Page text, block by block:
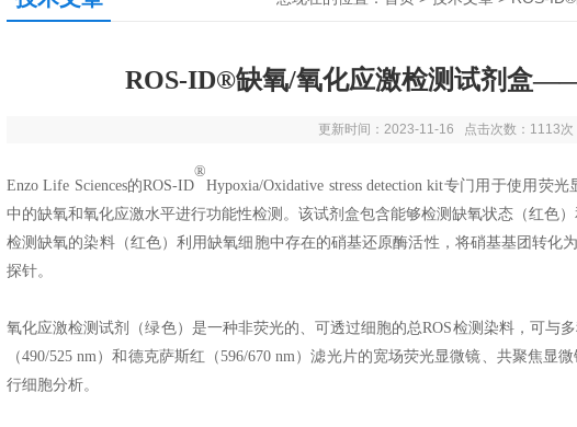
ROS-ID®缺氧/氧化应激检测试剂盒
更新时间：2023-11-16 点击次数：1113次
Enzo Life Sciences的ROS-ID
®
Hypoxia/Oxidative stress detection kit专门用于使用荧光
中的缺氧和氧化应激水平进行功能性检测。该试剂盒包含能够检测缺氧状态（红色
检测缺氧的染料（红色）利用缺氧细胞中存在的硝基还原酶活性，将硝基基团转化
探针。
氧化应激检测试剂（绿色）是一种非荧光的、可透过细胞的总ROS检测染料，可与
（490/525 nm）和德克萨斯红（596/670 nm）滤光片的宽场荧光显微镜、共聚焦显
行细胞分析。